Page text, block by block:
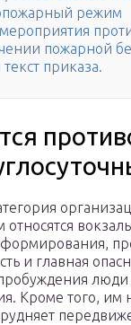
режим
пожарной
приказа.
и главная
пробуждения
Кроме того, им